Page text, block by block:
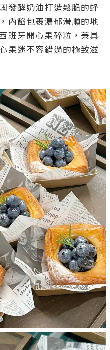
發酵奶油打造鬆脆的蜂
內餡包裹濃郁滑順的地
班牙開心果碎粒，兼具
果迷不容錯過的極致滋